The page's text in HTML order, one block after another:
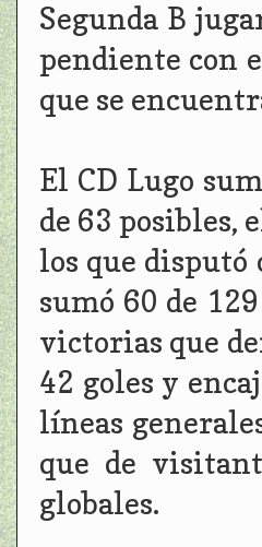
Segunda B
pendiente con
que se
El CD Lugo
de 63 posibles,
los que disputó
sumó 60 de
victorias que
42 goles y
líneas
que de
globales.